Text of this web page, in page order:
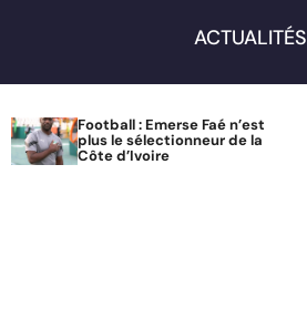
ACTUALITÉS
Football : Emerse Faé n’est
plus le sélectionneur de la
Côte d’Ivoire